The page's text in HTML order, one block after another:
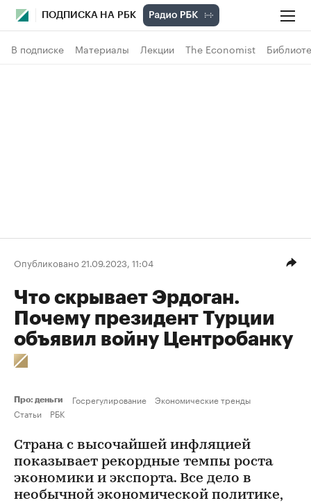
ПОДПИСКА НА РБК
В подписке Материалы Лекции The Economist
Опубликовано 21.09.2023, 11:04
Что скрывает Эрдоган.
Почему президент Турции
объявил войну Центробанку
Про: деньги Госрегулирование
Экономические тренды
Статьи
РБК
Страна с высочайшей инфляцией
показывает рекордные темпы роста
экономики и экспорта. Все дело в
необычной экономической политике,